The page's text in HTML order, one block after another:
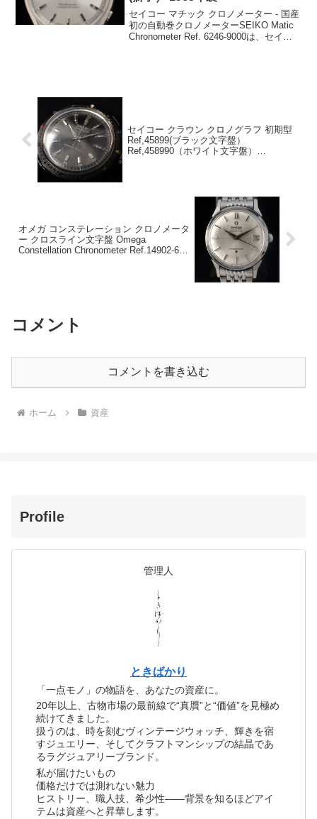
セイコー マチック クロノメーター - 国産
初の自動巻クロノメーターSEIKO Matic
Chronometer Ref. 6246-9000は、セイコ
セイコー クラウン クロノグラフ 初期型
Ref,45899(ブラック文字盤）
Ref,458990（ホワイト文字盤）
オメガ コンステレーション クロノメータ
ー クロスライン文字盤 Omega
Constellation Chronometer Ref.14902-62-
コメント
コメントを書き込む
ホーム 資産
Profile
管理人
ときばかり
「一点モノ」の物語を、あなたの資産に。
20年以上、古物市場の最前線で“真贋”と“価値”を見極め
続けてきました。
扱うのは、時を刻むヴィンテージウォッチ、輝きを宿
すジュエリー、そしてクラフトマンシップの結晶であ
るラグジュアリーブランド。
私が届けたいもの
価格だけでは測れない魅力
ヒストリー、職人技、希少性――背景を知るほどアイ
テムは資産へと昇華します。